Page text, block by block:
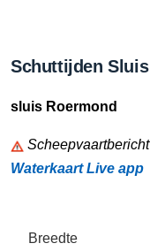
Schuttijden
sluis Roermond
Waterkaart Live app
Breedte